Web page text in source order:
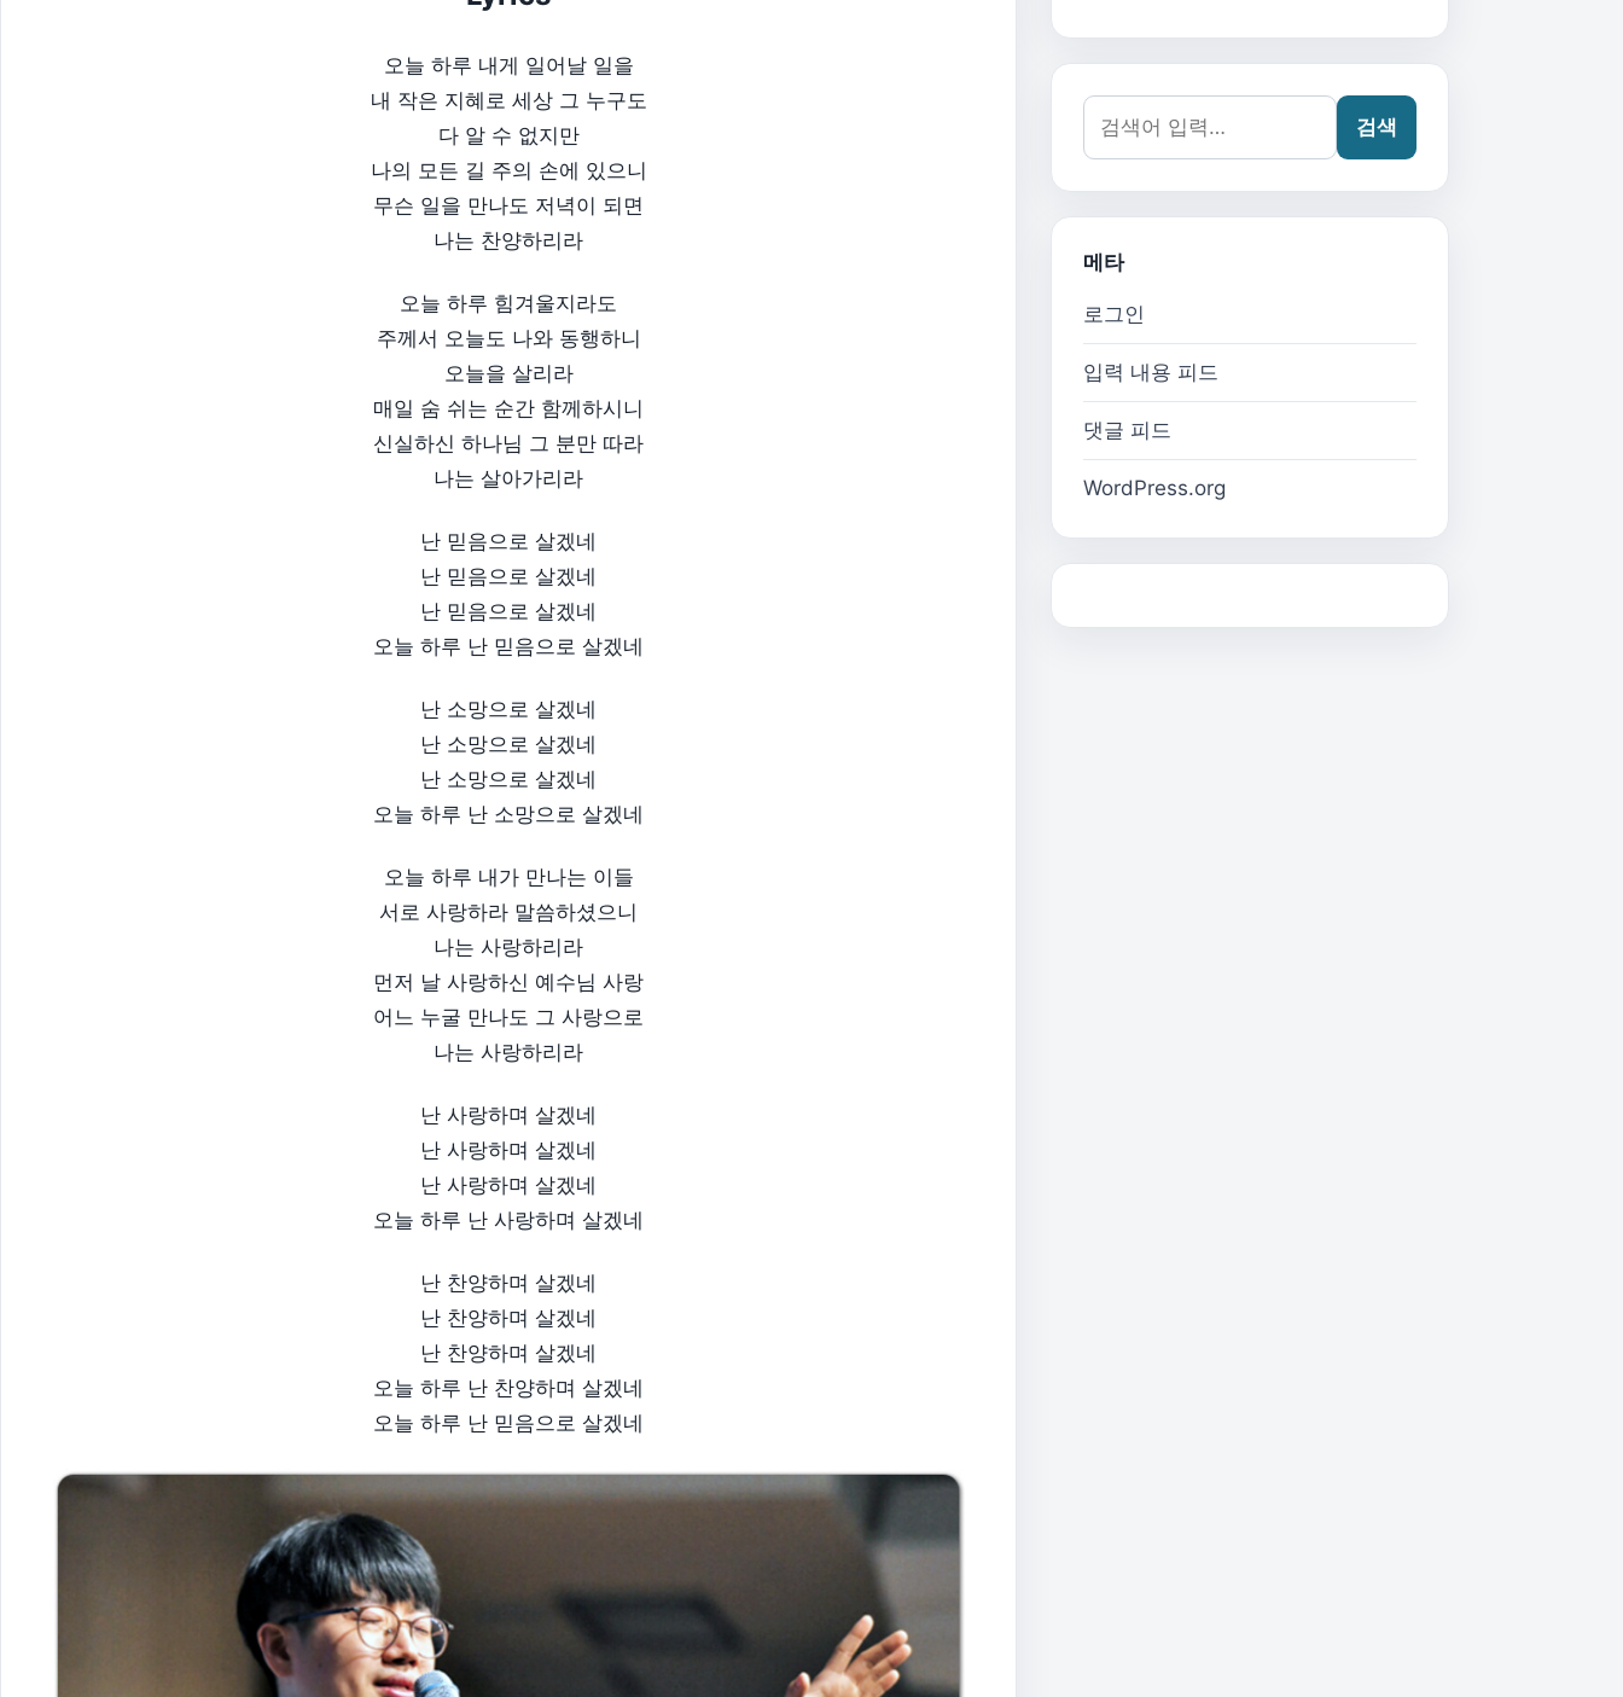
오늘 하루 내게 일어날 일을
내 작은 지혜로 세상 그 누구도
다 알 수 없지만
나의 모든 길 주의 손에 있으니
무슨 일을 만나도 저녁이 되면
나는 찬양하리라​
오늘 하루 힘겨울지라도
주께서 오늘도 나와 동행하니
오늘을 살리라
매일 숨 쉬는 순간 함께하시니
신실하신 하나님 그 분만 따라
나는 살아가리라
난 믿음으로 살겠네
난 믿음으로 살겠네
난 믿음으로 살겠네
오늘 하루 난 믿음으로 살겠네​
난 소망으로 살겠네
난 소망으로 살겠네
난 소망으로 살겠네
오늘 하루 난 소망으로 살겠네​
오늘 하루 내가 만나는 이들
서로 사랑하라 말씀하셨으니
나는 사랑하리라
먼저 날 사랑하신 예수님 사랑
어느 누굴 만나도 그 사랑으로
나는 사랑하리라​
난 사랑하며 살겠네
난 사랑하며 살겠네
난 사랑하며 살겠네
오늘 하루 난 사랑하며 살겠네​
난 찬양하며 살겠네
난 찬양하며 살겠네
난 찬양하며 살겠네
오늘 하루 난 찬양하며 살겠네
오늘 하루 난 믿음으로 살겠네
검색어:
검색
메타
로그인
입력 내용 피드
댓글 피드
WordPress.org